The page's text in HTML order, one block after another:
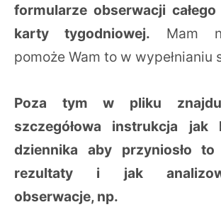
formularze obserwacji
karty tygodniowej. Mam
pomoże Wam to w wypełnianiu
Poza tym w pliku
szczegółowa instrukcja jak
dziennika aby przyniosło to
rezultaty i jak
obserwacje, np.